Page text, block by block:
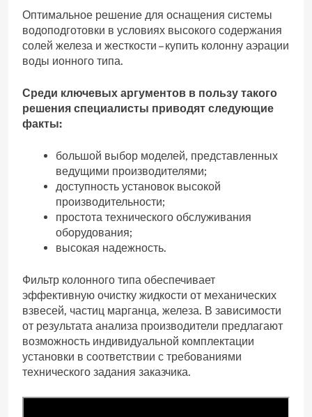
Оптимальное решение для оснащения системы
водоподготовки в условиях высокого содержания
солей железа и жесткости – купить колонну аэрации
воды ионного типа.
Среди ключевых аргументов в пользу такого
решения специалисты приводят следующие
факты:
большой выбор моделей, представленных
ведущими производителями;
доступность установок высокой
производительности;
простота технического обслуживания
оборудования;
высокая надежность.
Фильтр колонного типа обеспечивает
эффективную очистку жидкости от механических
взвесей, частиц марганца, железа. В зависимости
от результата анализа производители предлагают
возможность индивидуальной комплектации
установки в соответствии с требованиями
технического задания заказчика.